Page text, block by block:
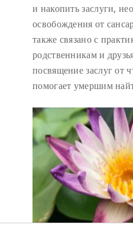
и накопить заслуги,
освобождения от
также связано с
родственникам и
посвящение заслуг от
помогает умершим